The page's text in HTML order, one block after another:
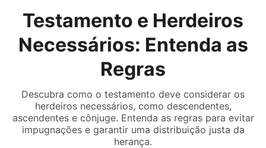
Testamento e Herdeiros
Necessários: Entenda as
Regras
Descubra como o testamento deve considerar os
herdeiros necessários, como descendentes,
ascendentes e cônjuge. Entenda as regras para evitar
impugnações e garantir uma distribuição justa da
herança.